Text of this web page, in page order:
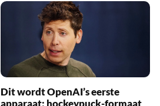
Dit wordt OpenAI’s eerste
apparaat: hockeypuck-formaat